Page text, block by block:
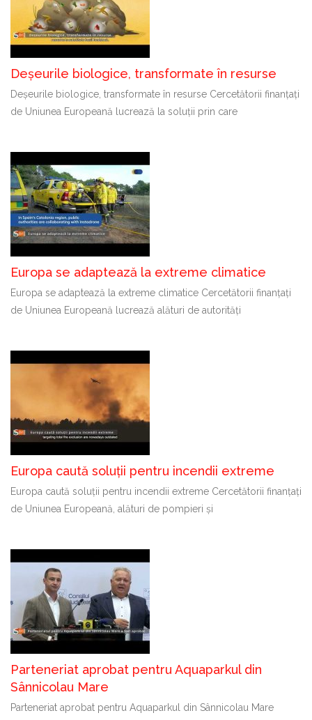
Deșeurile biologice, transformate în resurse
Deșeurile biologice, transformate în resurse Cercetătorii finanțați
de Uniunea Europeană lucrează la soluții prin care
Europa se adaptează la extreme climatice
Europa se adaptează la extreme climatice Cercetătorii finanțați
de Uniunea Europeană lucrează alături de autorități
Europa caută soluții pentru incendii extreme
Europa caută soluții pentru incendii extreme Cercetătorii finanțați
de Uniunea Europeană, alături de pompieri și
Parteneriat aprobat pentru Aquaparkul din
Sânnicolau Mare
Parteneriat aprobat pentru Aquaparkul din Sânnicolau Mare